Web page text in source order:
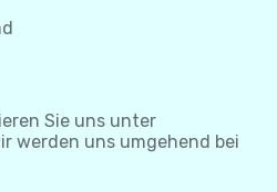
Sie uns unter
werden uns umgehend bei